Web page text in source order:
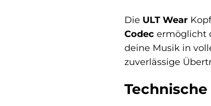
Die ULT Wear
Codec ermöglicht
deine Musik in
zuverlässige